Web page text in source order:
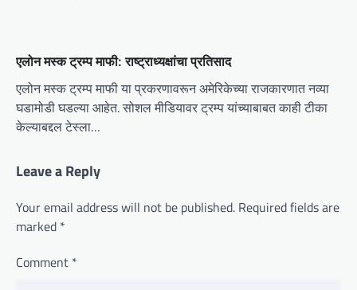
एलोन मस्क ट्रम्प माफी: राष्ट्राध्यक्षांचा प्रतिसाद
एलोन मस्क ट्रम्प माफी या प्रकरणावरून अमेरिकेच्या राजकारणात नव्या
घडामोडी घडल्या आहेत. सोशल मीडियावर ट्रम्प यांच्याबाबत काही टीका
केल्याबद्दल टेस्ला…
Leave a Reply
Your email address will not be published. Required fields are
marked *
Comment *